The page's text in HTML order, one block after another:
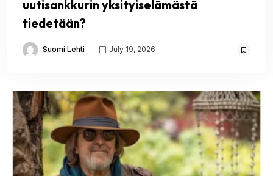
uutisankkurin yksityiselämästä
tiedetään?
Suomi Lehti July 19, 2026